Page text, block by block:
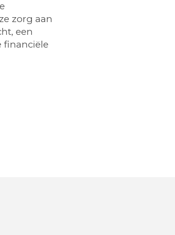
zorg aan
een
financiële